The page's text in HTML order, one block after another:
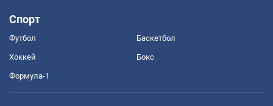
Спорт
Футбол Баскетбол
Хоккей Бокс
Формула-1